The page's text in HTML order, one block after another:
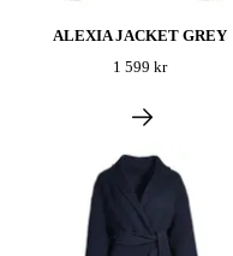
ALEXIA JACKET GREY
1 599 kr